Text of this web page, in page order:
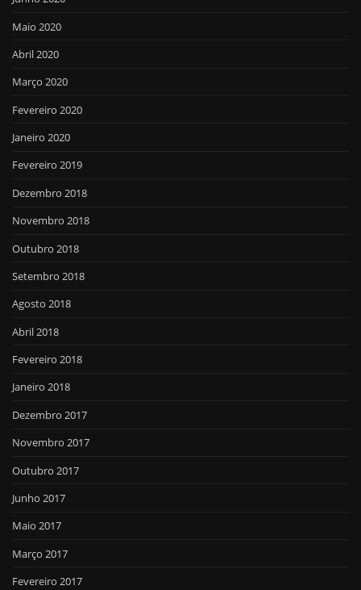
Maio 2020
Abril 2020
Março 2020
Fevereiro 2020
Janeiro 2020
Fevereiro 2019
Dezembro 2018
Novembro 2018
Outubro 2018
Setembro 2018
Agosto 2018
Abril 2018
Fevereiro 2018
Janeiro 2018
Dezembro 2017
Novembro 2017
Outubro 2017
Junho 2017
Maio 2017
Março 2017
Fevereiro 2017